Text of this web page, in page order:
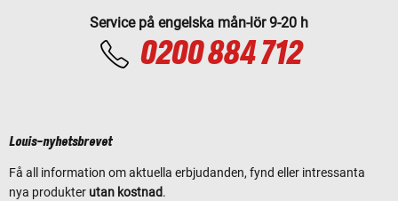
Service på engelska mån-lör 9-20 h
0200 884 712
Louis-nyhetsbrevet
Få all information om aktuella erbjudanden, fynd eller intressanta
nya produkter utan kostnad.